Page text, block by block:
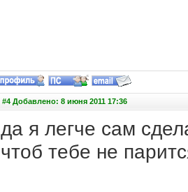
#4 Добавлено: 8 июня 2011 17:36
да я легче сам
чтоб тебе не